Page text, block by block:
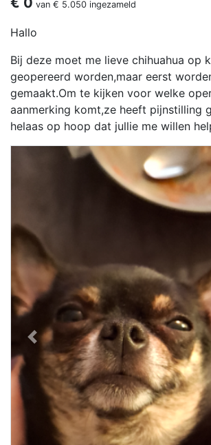
van € 5.050 ingezameld
Previous
Hallo
Bij deze moet me lieve chihuahua op
geopereerd worden,maar eerst
gemaakt.Om te kijken voor welke
aanmerking komt,ze heeft pijnstilling
helaas op hoop dat jullie me willen